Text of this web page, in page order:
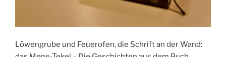
Löwengrube und Feuerofen, die Schrift an der Wand: